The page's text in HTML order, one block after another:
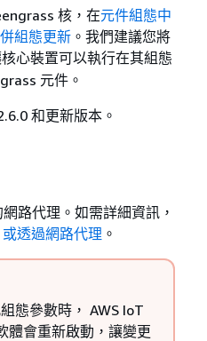
核，在元件組態中
組態更新。我們建議您將
心裝置可以執行在其組態
元件。
和更新版本。
路代理。如需詳細資訊，
透過網路代理 。
態參數時， AWS IoT
體會重新啟動，讓變更